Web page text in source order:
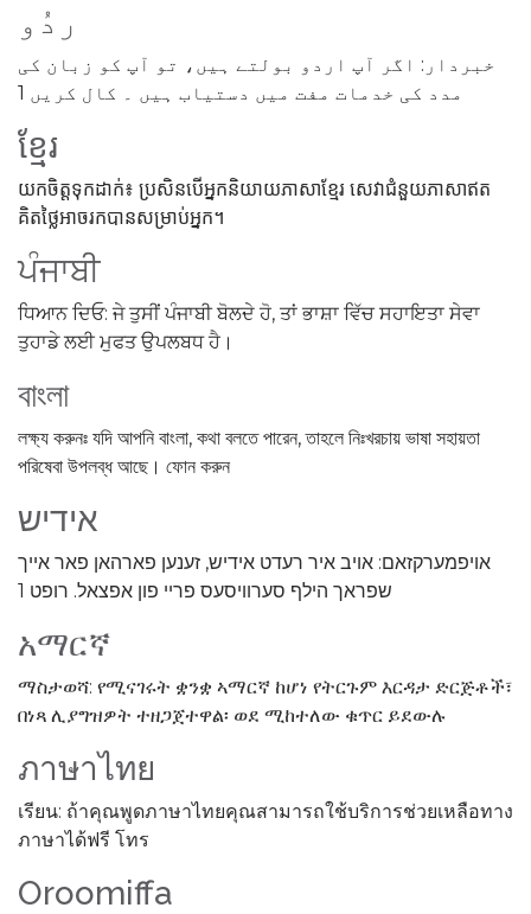
ردُو
خبردار: اگر آپ اردو بولتے ہیں، تو آپ کو زبان کی
مدد کی خدمات مفت میں دستیاب ہیں ۔ کال کریں 1
ខ្មែរ
យកចិត្តទុកដាក់៖ ប្រសិនបើអ្នកនិយាយភាសាខ្មែរ សេវាជំនួយភាសាឥត
គិតថ្លៃអាចរកបានសម្រាប់អ្នក។
ਪੰਜਾਬੀ
ਧਿਆਨ ਦਿਓ: ਜੇ ਤੁਸੀਂ ਪੰਜਾਬੀ ਬੋਲਦੇ ਹੋ, ਤਾਂ ਭਾਸ਼ਾ ਵਿੱਚ ਸਹਾਇਤਾ ਸੇਵਾ
ਤੁਹਾਡੇ ਲਈ ਮੁਫਤ ਉਪਲਬਧ ਹੈ।
বাংলা
লক্ষ্য করুনঃ যদি আপনি বাংলা, কথা বলতে পারেন, তাহলে নিঃখরচায় ভাষা সহায়তা
পরিষেবা উপলব্ধ আছে। ফোন করুন
אידיש
אויפמערקזאם: אויב איר רעדט אידיש, זענען פארהאן פאר אייך
שפראך הילף סערוויסעס פריי פון אפצאל. רופט 1
አማርኛ
ማስታወሻ: የሚናገሩት ቋንቋ ኣማርኛ ከሆነ የትርጉም እርዳታ ድርጅቶች፣
በነጻ ሊያግዝዎት ተዘጋጀተዋል፡ ወደ ሚከተለው ቁጥር ይደውሉ
ภาษาไทย
เรียน: ถ้าคุณพูดภาษาไทยคุณสามารถใช้บริการช่วยเหลือทาง
ภาษาได้ฟรี โทร
Oroomiffa